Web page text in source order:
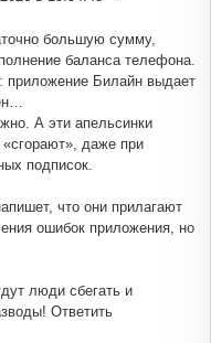
большую сумму,
баланса телефона.
приложение Билайн выдает
А эти апельсинки
«сгорают», даже при
подписок.
что они прилагают
ошибок приложения, но
люди сбегать и
Ответить